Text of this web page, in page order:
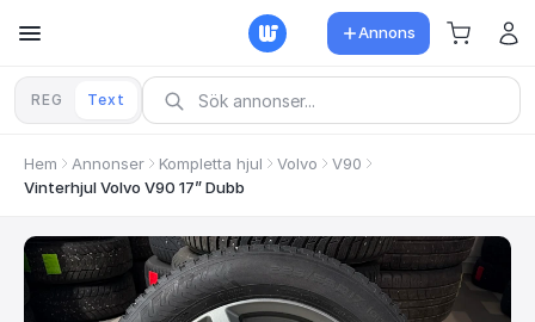
Annons
REG Text
Hem Annonser Kompletta hjul Volvo
V90
Vinterhjul Volvo V90 17” Dubb